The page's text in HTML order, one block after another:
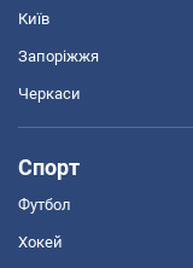
Київ
Запоріжжя
Черкаси
Спорт
Футбол
Хокей